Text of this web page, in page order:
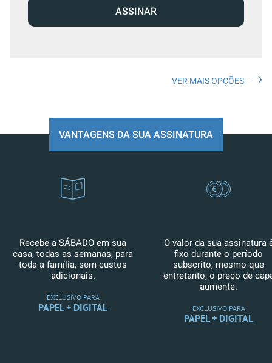
ASSINAR
VER MAIS OPÇÕES
VANTAGENS DA SUA ASSINATURA
Recebe a SÁBADO em sua
casa, todas as semanas, para
toda a família, sem custos
adicionais.
EXCLUSIVO PARA
PAPEL + DIGITAL
O valor da sua assinatura
fixo durante o período
subscrito, mesmo que
entretanto, o preço de
aumente.
EXCLUSIVO PARA
PAPEL + DIGITAL